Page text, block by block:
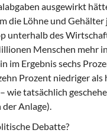
ausgewirkt
die Löhne und
unterhalb des
Menschen mehr
im Ergebnis sechs
Prozent niedriger
wie tatsächlich
Anlage).
Debatte?